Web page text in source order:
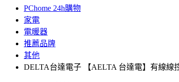
PChome 24h購物
家電
電暖器
推薦品牌
其他
DELTA台達電子 【AELTA 台達電】有線線